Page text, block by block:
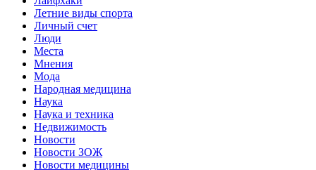
Летние виды спорта
Личный счет
Люди
Места
Мнения
Мода
Народная медицина
Наука
Наука и техника
Недвижимость
Новости
Новости ЗОЖ
Новости медицины